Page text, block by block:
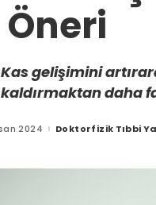
Öneri
Kas gelişimini
kaldırmaktan daha
2024 Posted
Doktorfizik Tıbbi